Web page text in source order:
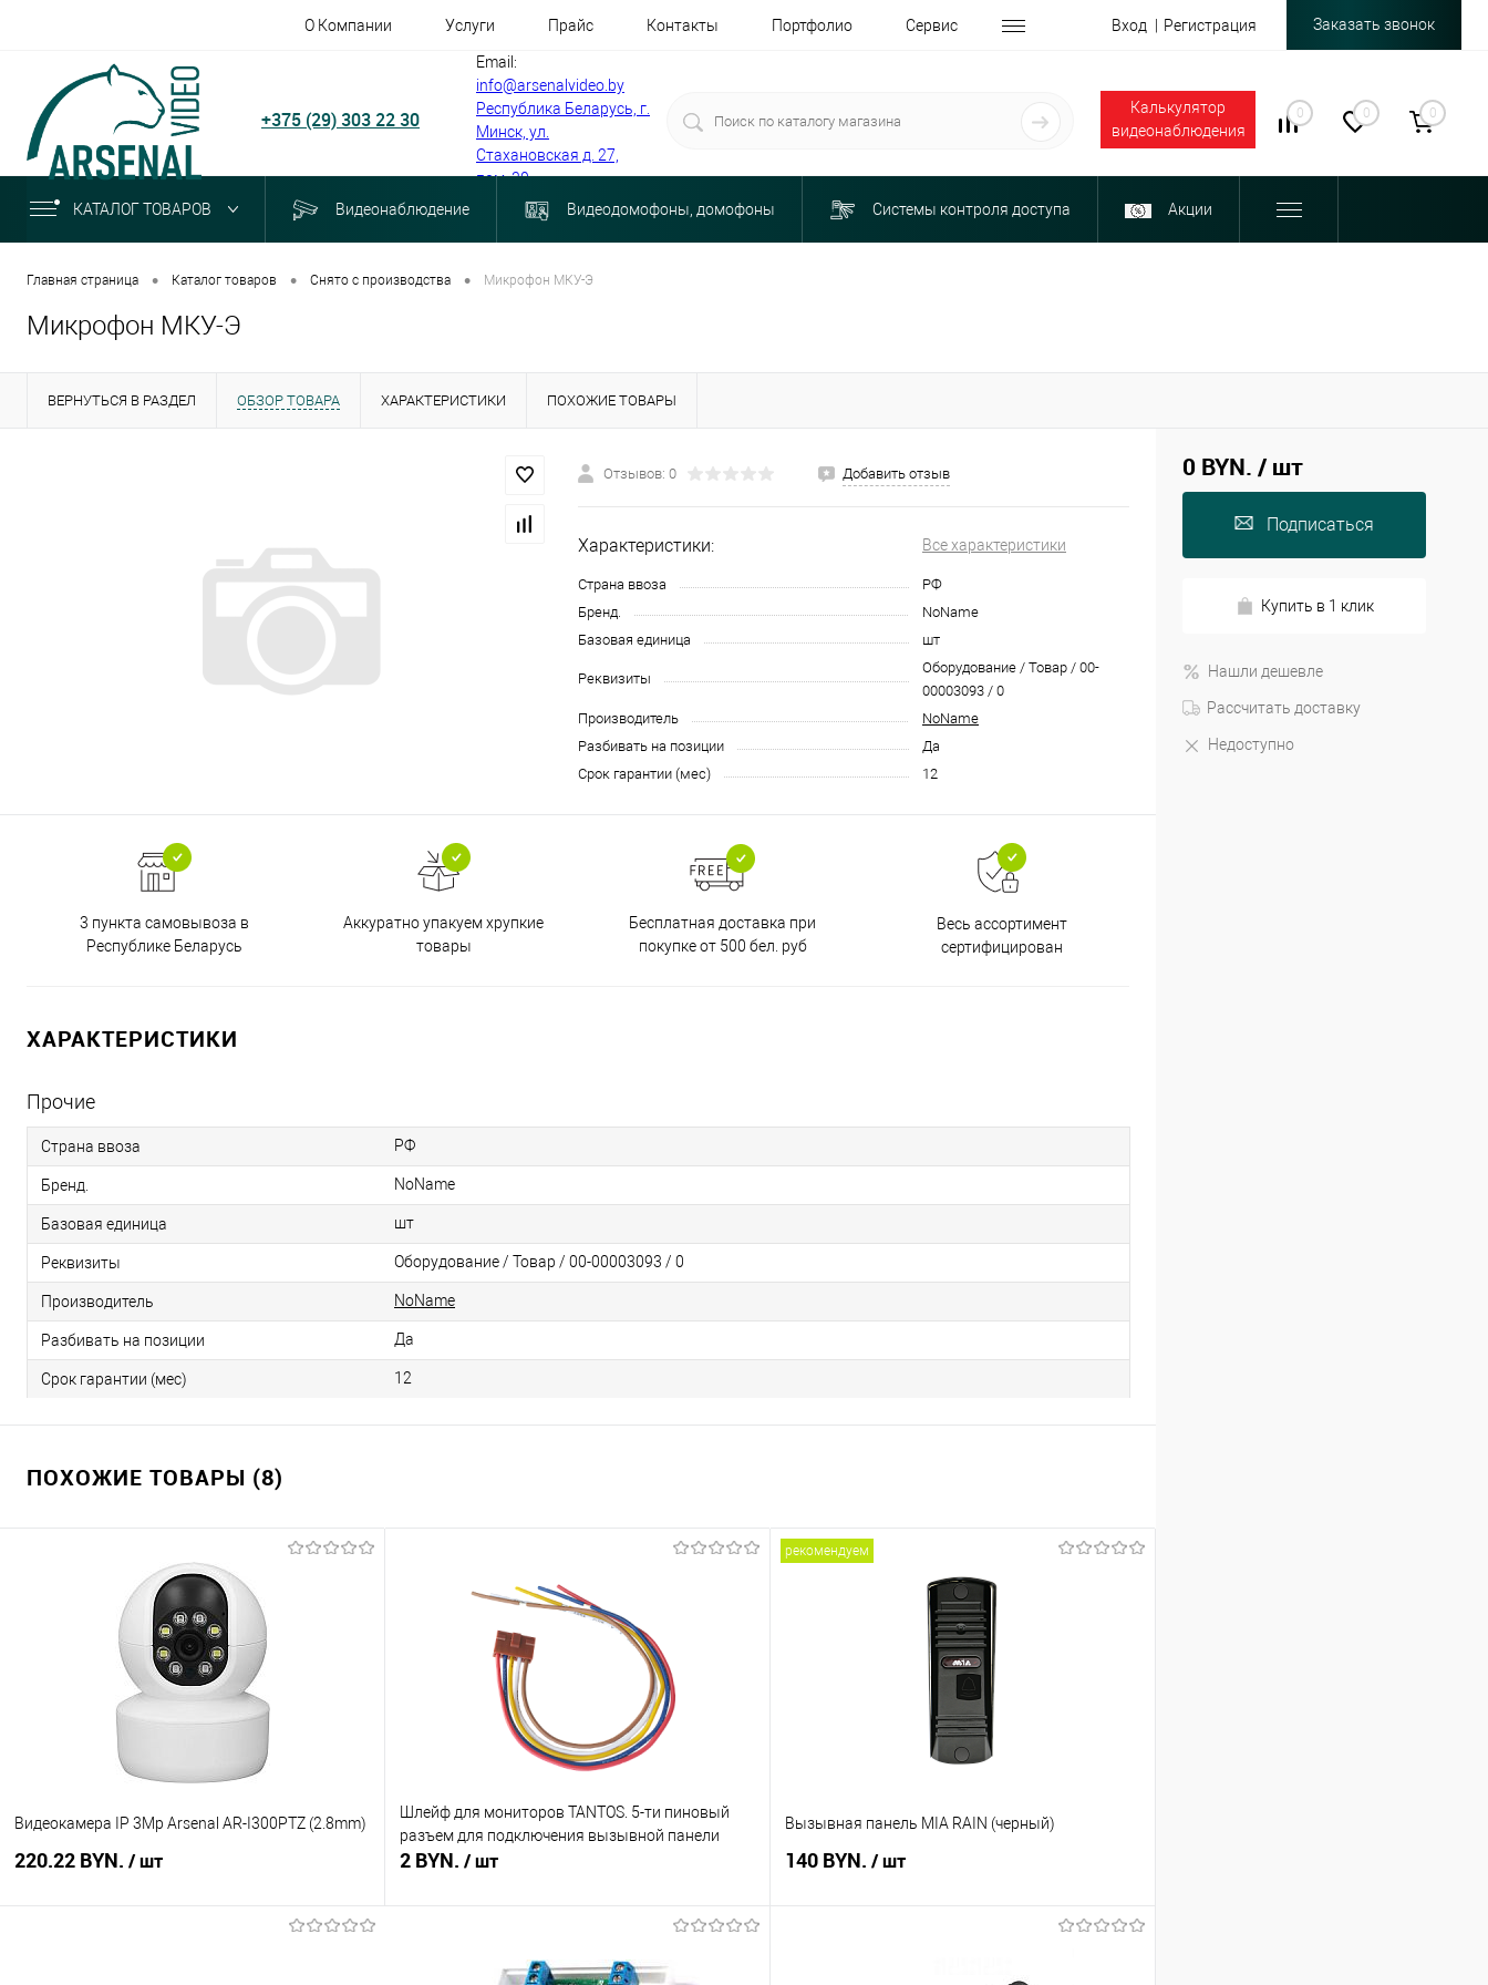
О Компании Услуги Прайс Контакты Портфолио Сервис Вход Регистрация Заказать звонок
+375 (29) 303 22 30
Email:
info@arsenalvideo.by
Республика Беларусь, г.
Минск, ул.
Стахановская д. 27,
пом. 30
Калькулятор
видеонаблюдения
0 0 0
КАТАЛОГ ТОВАРОВ Видеонаблюдение Видеодомофоны, домофоны Системы контроля доступа Акции
Главная страница • Каталог товаров • Снято с производства • Микрофон МКУ-Э
Микрофон МКУ-Э
ВЕРНУТЬСЯ В РАЗДЕЛ ОБЗОР ТОВАРА ХАРАКТЕРИСТИКИ ПОХОЖИЕ ТОВАРЫ
Отзывов: 0 Добавить отзыв
Характеристики: Все характеристики
Страна ввоза
РФ
Бренд.
NoName
Базовая единица
шт
Реквизиты
Оборудование / Товар / 00-
00003093 / 0
Производитель
NoName
Разбивать на позиции
Да
Срок гарантии (мес)
12
3 пункта самовывоза в
Республике Беларусь
Аккуратно упакуем хрупкие
товары
Бесплатная доставка при
покупке от 500 бел. руб
Весь ассортимент
сертифицирован
ХАРАКТЕРИСТИКИ
Прочие
Страна ввоза РФ
Бренд. NoName
Базовая единица шт
Реквизиты Оборудование / Товар / 00-00003093 / 0
Производитель NoName
Разбивать на позиции Да
Срок гарантии (мес) 12
ПОХОЖИЕ ТОВАРЫ (8)
Видеокамера IP 3Mp Arsenal AR-I300PTZ (2.8mm)
220.22 BYN. / шт
Шлейф для мониторов TANTOS. 5-ти пиновый
разъем для подключения вызывной панели
2 BYN. / шт
рекомендуем
Вызывная панель MIA RAIN (черный)
140 BYN. / шт
0 BYN. / шт
Подписаться
Купить в 1 клик
Нашли дешевле
Рассчитать доставку
Недоступно